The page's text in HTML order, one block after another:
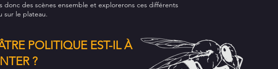
donc des scènes ensemble et explorerons ces différents
sur le plateau.
POLITIQUE EST-IL À
?